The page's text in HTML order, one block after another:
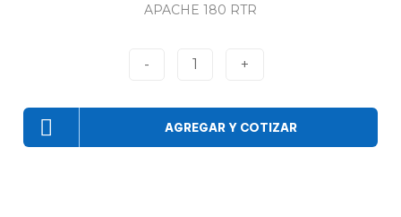
APACHE 180 RTR
- 1 +
AGREGAR Y COTIZAR